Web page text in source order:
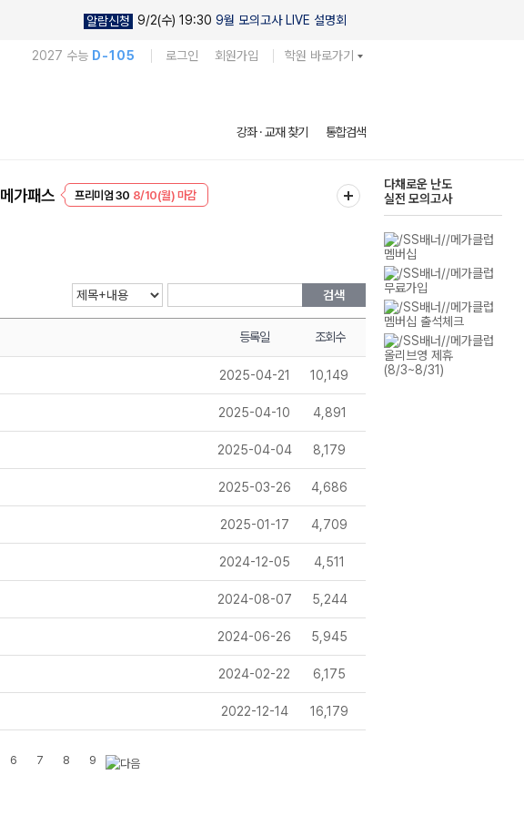
알람신청 9/2(수) 19:30 9월 모의고사 LIVE 설명회
2027 수능 D-105 로그인 회원가입 학원 바로가기
강좌 · 교재 찾기 통합검색
메가패스 프리미엄 30 8/10(월) 마감
EVENT 8/10(월) 마감
다채로운 난도
실전 모의고사
검색
등록일 조회수
2025-04-21 10,149
2025-04-10 4,891
2025-04-04 8,179
2025-03-26 4,686
2025-01-17 4,709
2024-12-05 4,511
2024-08-07 5,244
2024-06-26 5,945
2024-02-22 6,175
2022-12-14 16,179
6 7 8 9